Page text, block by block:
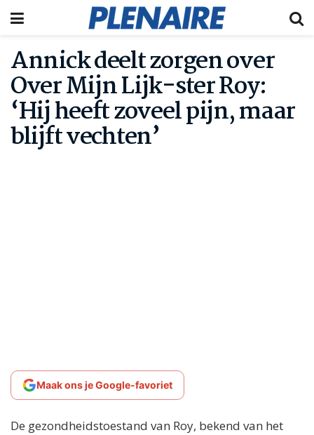
Annick deelt zorgen over
Over Mijn Lijk-ster Roy:
‘Hij heeft zoveel pijn, maar
blijft vechten’
Maak ons je Google-favoriet
De gezondheidstoestand van Roy, bekend van het